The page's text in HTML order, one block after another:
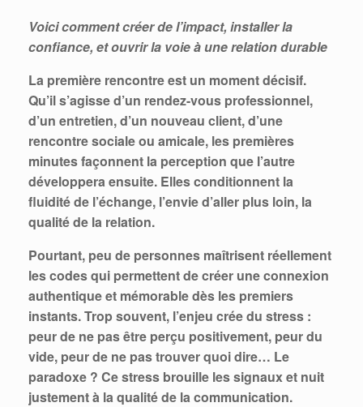
Voici comment créer de l’impact, installer la
confiance, et ouvrir la voie à une relation durable
La première rencontre est un moment décisif.
Qu’il s’agisse d’un rendez-vous professionnel,
d’un entretien, d’un nouveau client, d’une
rencontre sociale ou amicale, les premières
minutes façonnent la perception que l’autre
développera ensuite. Elles conditionnent la
fluidité de l’échange, l’envie d’aller plus loin, la
qualité de la relation.
Pourtant, peu de personnes maîtrisent réellement
les codes qui permettent de créer une connexion
authentique et mémorable dès les premiers
instants. Trop souvent, l’enjeu crée du stress :
peur de ne pas être perçu positivement, peur du
vide, peur de ne pas trouver quoi dire… Le
paradoxe ? Ce stress brouille les signaux et nuit
justement à la qualité de la communication.